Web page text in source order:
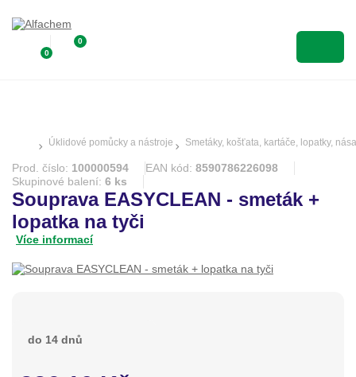
0
0
Úklidové pomůcky a nástroje Smetáky, košťata, kartáče, lopatky,
Prod. číslo: 100000594 EAN kód: 8590786226098
Skupinové balení: 6 ks
Souprava EASYCLEAN - smeták +
lopatka na tyči
Více informací
do 14 dnů